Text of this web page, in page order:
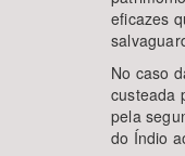
eficazes
No caso
custeada
pela
do Índio